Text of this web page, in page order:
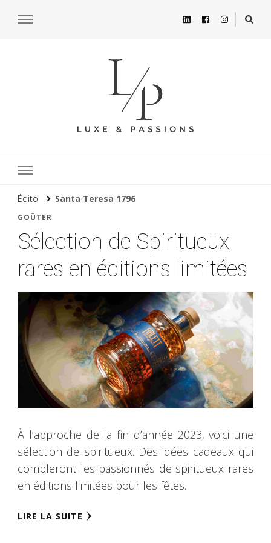
Édito Santa Teresa 1796
GOÛTER
Sélection de Spiritueux
rares en éditions limitées
À l’approche de la fin d’année 2023, voici une
sélection de spiritueux. Des idées cadeaux qui
combleront les passionnés de spiritueux rares
en éditions limitées pour les fêtes.
LIRE LA SUITE